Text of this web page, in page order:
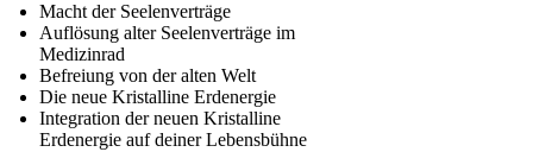
Macht der Seelenverträge
Auflösung alter Seelenverträge im
Medizinrad
Befreiung von der alten Welt
Die neue Kristalline Erdenergie
Integration der neuen Kristalline
Erdenergie auf deiner Lebensbühne